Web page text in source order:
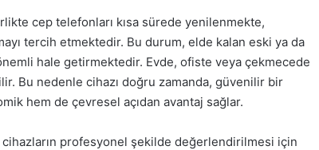
cep telefonları kısa sürede yenilenmekte,
tercih etmektedir. Bu durum, elde kalan eski ya da
hale getirmektedir. Evde, ofiste veya çekmecede
Bu nedenle cihazı doğru zamanda, güvenilir bir
hem de çevresel açıdan avantaj sağlar.
profesyonel şekilde değerlendirilmesi için